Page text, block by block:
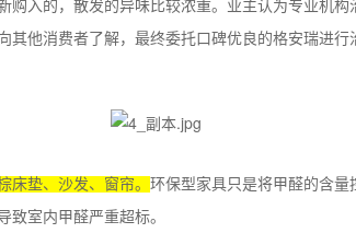
购入的，散发的异味比较浓重。业主认为专业机构
其他消费者了解，最终委托口碑优良的格安瑞进行
床垫、沙发、窗帘。 环保型家具只是将甲醛的含
致室内甲醛严重超标。